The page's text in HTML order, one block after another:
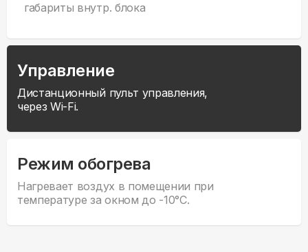
габариты внутр. блока
Управление
Дистанционный пульт управления,
через Wi-Fi.
Режим обогрева
Нагревает воздух в помещении при
температуре за окном до -10°С.